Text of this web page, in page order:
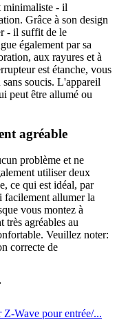
minimaliste - il
Grâce à son design
- il suffit de le
également par sa
aux rayures et à
est étanche, vous
soucis. L'appareil
peut être allumé ou
agréable
problème et ne
utiliser deux
ce qui est idéal, par
facilement allumer la
vous montez à
très agréables au
Veuillez noter:
correcte de
Wave pour entrée/...